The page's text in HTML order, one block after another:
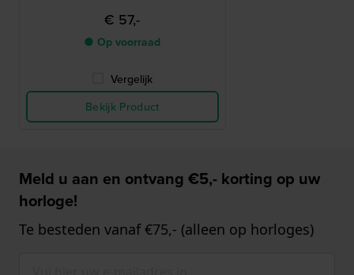
€ 57,-
● Op voorraad
Vergelijk
Bekijk Product
Meld u aan en ontvang €5,- korting op uw
horloge!
Te besteden vanaf €75,- (alleen op horloges)